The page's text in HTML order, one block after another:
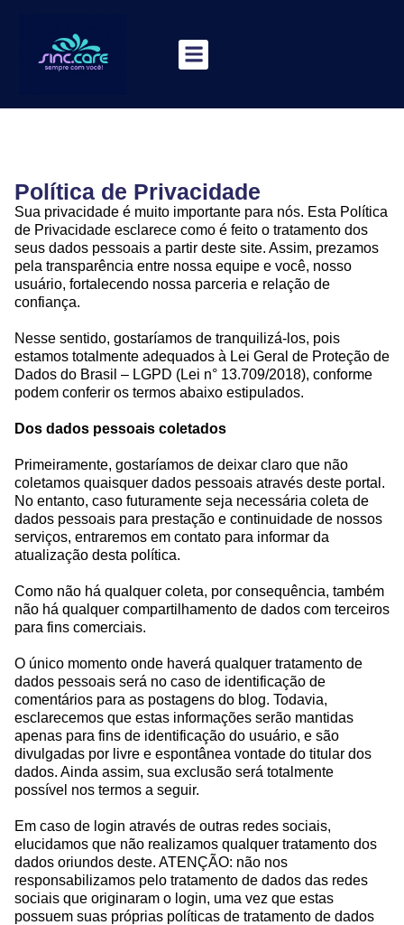
Política de Privacidade
Sua privacidade é muito importante para nós. Esta Política
de Privacidade esclarece como é feito o tratamento dos
seus dados pessoais a partir deste site. Assim, prezamos
pela transparência entre nossa equipe e você, nosso
usuário, fortalecendo nossa parceria e relação de
confiança.
Nesse sentido, gostaríamos de tranquilizá-los, pois
estamos totalmente adequados à Lei Geral de Proteção de
Dados do Brasil – LGPD (Lei n° 13.709/2018), conforme
podem conferir os termos abaixo estipulados.
Dos dados pessoais coletados
Primeiramente, gostaríamos de deixar claro que não
coletamos quaisquer dados pessoais através deste portal.
No entanto, caso futuramente seja necessária coleta de
dados pessoais para prestação e continuidade de nossos
serviços, entraremos em contato para informar da
atualização desta política.
Como não há qualquer coleta, por consequência, também
não há qualquer compartilhamento de dados com terceiros
para fins comerciais.
O único momento onde haverá qualquer tratamento de
dados pessoais será no caso de identificação de
comentários para as postagens do blog. Todavia,
esclarecemos que estas informações serão mantidas
apenas para fins de identificação do usuário, e são
divulgadas por livre e espontânea vontade do titular dos
dados. Ainda assim, sua exclusão será totalmente
possível nos termos a seguir.
Em caso de login através de outras redes sociais,
elucidamos que não realizamos qualquer tratamento dos
dados oriundos deste. ATENÇÃO: não nos
responsabilizamos pelo tratamento de dados das redes
sociais que originaram o login, uma vez que estas
possuem suas próprias políticas de tratamento de dados